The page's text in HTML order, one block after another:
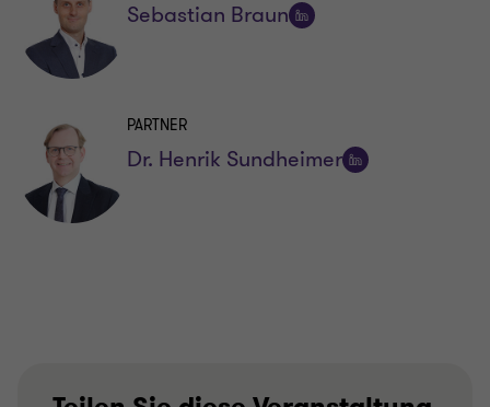
Sebastian Braun
Dr. Henrik Sundheimer
PARTNER